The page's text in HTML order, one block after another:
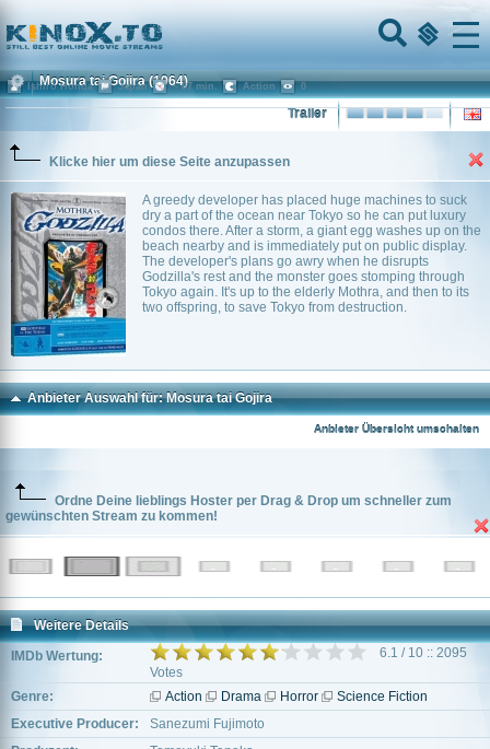
Home
Menu
Mosura tai Gojira (1964)
Trailer
Klicke hier um diese Seite anzupassen
A greedy developer has placed huge machines to suck
dry a part of the ocean near Tokyo so he can put luxury
condos there. After a storm, a giant egg washes up on the
beach nearby and is immediately put on public display.
The developer's plans go awry when he disrupts
Godzilla's rest and the monster goes stomping through
Tokyo again. It's up to the elderly Mothra, and then to its
two offspring, to save Tokyo from destruction.
Ishirô Honda Japan ~ 87 min. Action 0
Anbieter Auswahl für: Mosura tai Gojira
Anbieter Übersicht umschalten
Ordne Deine lieblings Hoster per Drag & Drop um schneller zum
gewünschten Stream zu kommen!
Weitere Details
IMDb Wertung:
6.1 / 10 :: 2095
Votes
Genre:
Action Drama Horror
Science Fiction
Executive Producer:
Sanezumi Fujimoto